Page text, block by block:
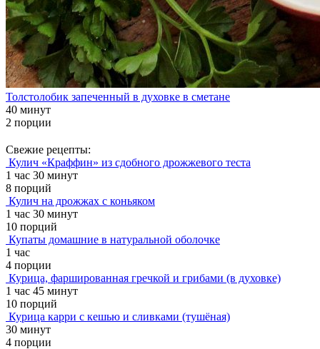
Толстолобик запеченный в духовке в сметане
40 минут
2 порции
Свежие рецепты:
Кулич «Краффин» из сдобного дрожжевого теста
1 час 30 минут
8 порций
Кулич на дрожжах с коньяком
1 час 30 минут
10 порций
Купаты домашние в натуральной оболочке
1 час
4 порции
Курица, фаршированная гречкой и грибами (в духовке)
1 час 45 минут
10 порций
Курица карри с кешью и сливками (тушёная)
30 минут
4 порции